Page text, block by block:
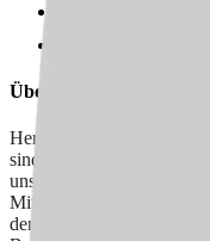
Über uns
Herzlich willkommen
sind derzeit in der
unsere 10 Patient:innen.
Mitarbeiter:innen bietet
den Bezirken